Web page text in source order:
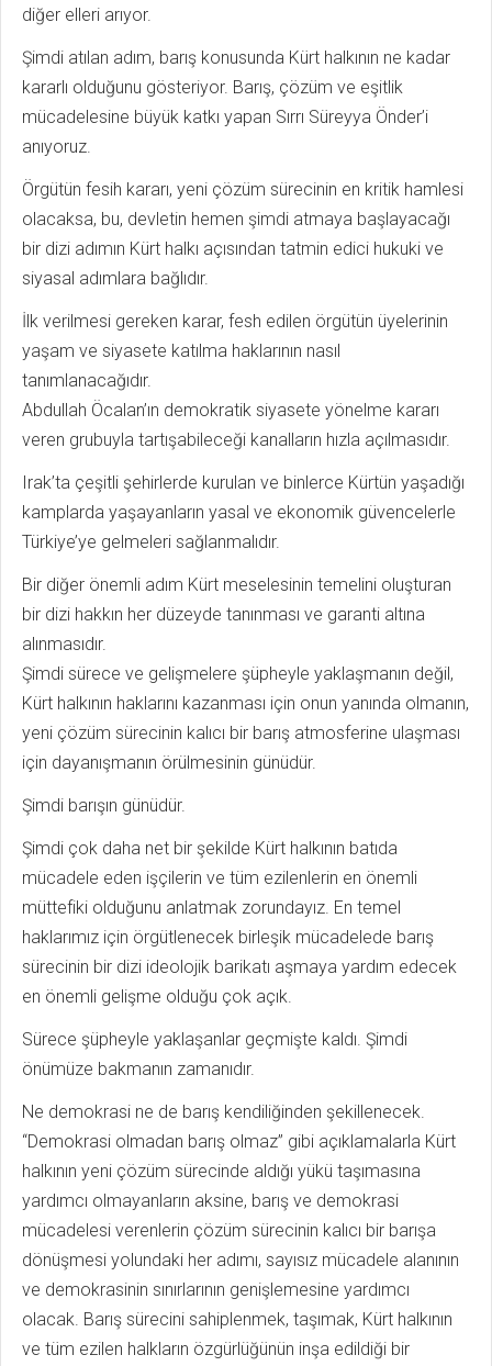
diğer elleri arıyor.
Şimdi atılan adım, barış konusunda Kürt halkının ne kadar
kararlı olduğunu gösteriyor. Barış, çözüm ve eşitlik
mücadelesine büyük katkı yapan Sırrı Süreyya Önder’i
anıyoruz.
Örgütün fesih kararı, yeni çözüm sürecinin en kritik hamlesi
olacaksa, bu, devletin hemen şimdi atmaya başlayacağı
bir dizi adımın Kürt halkı açısından tatmin edici hukuki ve
siyasal adımlara bağlıdır.
İlk verilmesi gereken karar, fesh edilen örgütün üyelerinin
yaşam ve siyasete katılma haklarının nasıl
tanımlanacağıdır.
Abdullah Öcalan’ın demokratik siyasete yönelme kararı
veren grubuyla tartışabileceği kanalların hızla açılmasıdır.
Irak’ta çeşitli şehirlerde kurulan ve binlerce Kürtün yaşadığı
kamplarda yaşayanların yasal ve ekonomik güvencelerle
Türkiye’ye gelmeleri sağlanmalıdır.
Bir diğer önemli adım Kürt meselesinin temelini oluşturan
bir dizi hakkın her düzeyde tanınması ve garanti altına
alınmasıdır.
Şimdi sürece ve gelişmelere şüpheyle yaklaşmanın değil,
Kürt halkının haklarını kazanması için onun yanında olmanın,
yeni çözüm sürecinin kalıcı bir barış atmosferine ulaşması
için dayanışmanın örülmesinin günüdür.
Şimdi barışın günüdür.
Şimdi çok daha net bir şekilde Kürt halkının batıda
mücadele eden işçilerin ve tüm ezilenlerin en önemli
müttefiki olduğunu anlatmak zorundayız. En temel
haklarımız için örgütlenecek birleşik mücadelede barış
sürecinin bir dizi ideolojik barikatı aşmaya yardım edecek
en önemli gelişme olduğu çok açık.
Sürece şüpheyle yaklaşanlar geçmişte kaldı. Şimdi
önümüze bakmanın zamanıdır.
Ne demokrasi ne de barış kendiliğinden şekillenecek.
“Demokrasi olmadan barış olmaz” gibi açıklamalarla Kürt
halkının yeni çözüm sürecinde aldığı yükü taşımasına
yardımcı olmayanların aksine, barış ve demokrasi
mücadelesi verenlerin çözüm sürecinin kalıcı bir barışa
dönüşmesi yolundaki her adımı, sayısız mücadele alanının
ve demokrasinin sınırlarının genişlemesine yardımcı
olacak. Barış sürecini sahiplenmek, taşımak, Kürt halkının
ve tüm ezilen halkların özgürlüğünün inşa edildiği bir